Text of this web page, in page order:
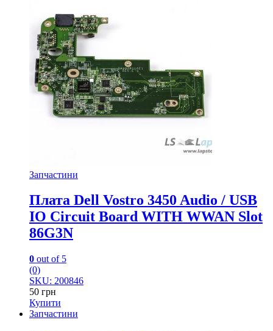
Запчастини
Плата Dell Vostro 3450 Audio / USB
IO Circuit Board WITH WWAN Slot
86G3N
0 out of 5
(0)
SKU: 200846
50 грн
Купити
Запчастини